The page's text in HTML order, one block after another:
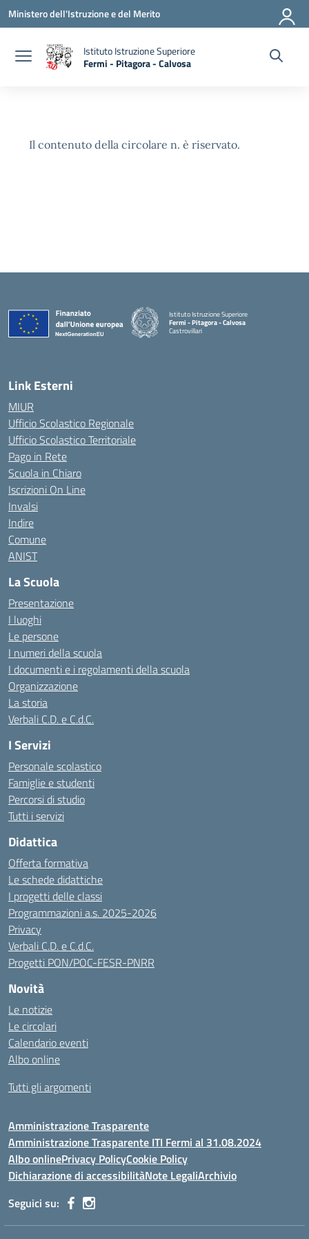
Vai ai contenuti
Vai al menu di navigazione
Vai al footer
Ministero dell'Istruzione e del Merito
Istituto Istruzione Superiore
Fermi - Pitagora - Calvosa
— Visita la pagina iniziale della scuola
Il contenuto della circolare n. è riservato.
Istituto Istruzione Superiore
Fermi - Pitagora - Calvosa
Castrovillari
Link Esterni
MIUR
Ufficio Scolastico Regionale
Ufficio Scolastico Territoriale
Pago in Rete
Scuola in Chiaro
Iscrizioni On Line
Invalsi
Indire
Comune
ANIST
La Scuola
Presentazione
I luoghi
Le persone
I numeri della scuola
I documenti e i regolamenti della scuola
Organizzazione
La storia
Verbali C.D. e C.d.C.
I Servizi
Personale scolastico
Famiglie e studenti
Percorsi di studio
Tutti i servizi
Didattica
Offerta formativa
Le schede didattiche
I progetti delle classi
Programmazioni a.s. 2025-2026
Privacy
Verbali C.D. e C.d.C.
Progetti PON/POC-FESR-PNRR
Novità
Le notizie
Le circolari
Calendario eventi
Albo online
Tutti gli argomenti
Amministrazione Trasparente
Amministrazione Trasparente ITI Fermi al 31.08.2024
Albo onlinePrivacy PolicyCookie Policy
Dichiarazione di accessibilitàNote LegaliArchivio
Seguici su: